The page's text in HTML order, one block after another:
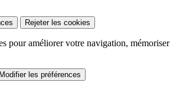
Rejeter les cookies
pour améliorer votre navigation,
Modifier les préférences